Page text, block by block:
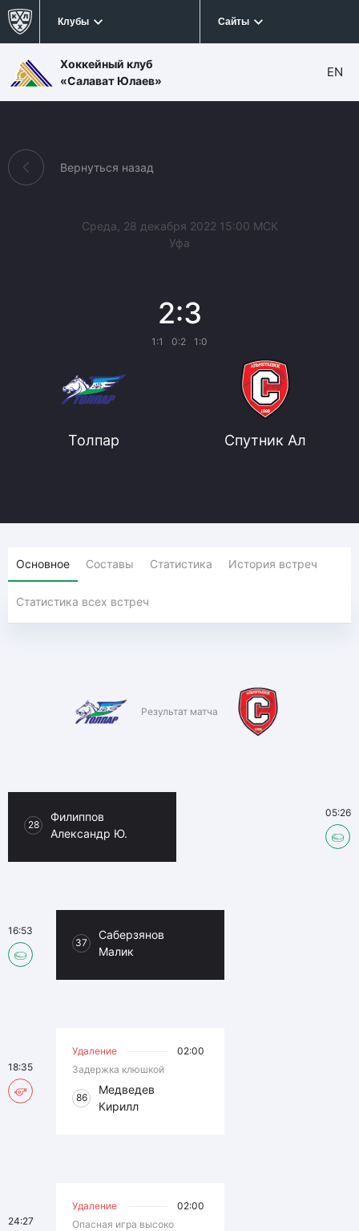
Клубы Сайты
Хоккейный клуб
«Салават Юлаев»
EN
Вернуться назад
Толпар
Среда, 28 декабря 2022 15:00 МСК
Уфа
2:3
1:1 0:2 1:0
Спутник Ал
Основное Составы Статистика История встреч
Статистика всех встреч
Результат матча
28
Филиппов
Александр Ю.
05:26
37
Саберзянов
Малик
16:53
Удаление
02:00
Задержка клюшкой
86
Медведев
Кирилл
18:35
Удаление
02:00
Опасная игра высоко
24:27